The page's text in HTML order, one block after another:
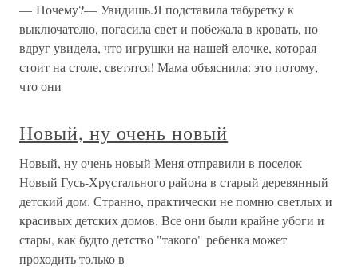
— Почему?— Увидишь.Я подставила табуретку к
выключателю, погасила свет и побежала в кровать, но
вдруг увидела, что игрушки на нашей елочке, которая
стоит на столе, светятся! Мама объяснила: это потому,
что они
Новый, ну очень новый
Новый, ну очень новый Меня отправили в поселок
Новый Гусь-Хрустального района в старый деревянный
детский дом. Странно, практически не помню светлых и
красивых детских домов. Все они были крайне убоги и
стары, как будто детство "такого" ребенка может
проходить только в